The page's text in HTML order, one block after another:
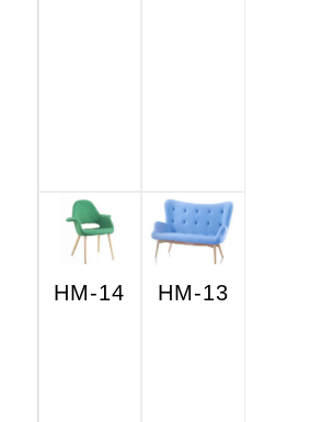
HM-14 HM-13